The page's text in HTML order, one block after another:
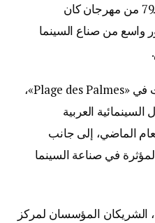
الفيلم ضمن فعاليات الدورة الـ79 من مهرجان كان
واسع من صناع السينما
وشهدت الاحتفالية، التي أقيمت في «Plage des Palmes»،
العربية
الماضي، إلى جانب
في صناعة السينما
الشريكان المؤسسان لمركز